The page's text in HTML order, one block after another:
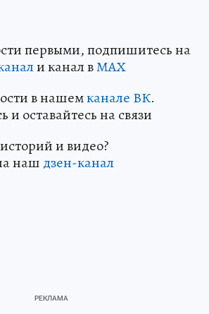
первыми, подпишитесь на
и канал вМАХ
в нашемканале ВК.
и оставайтесь на связи
и видео?
наш дзен-канал